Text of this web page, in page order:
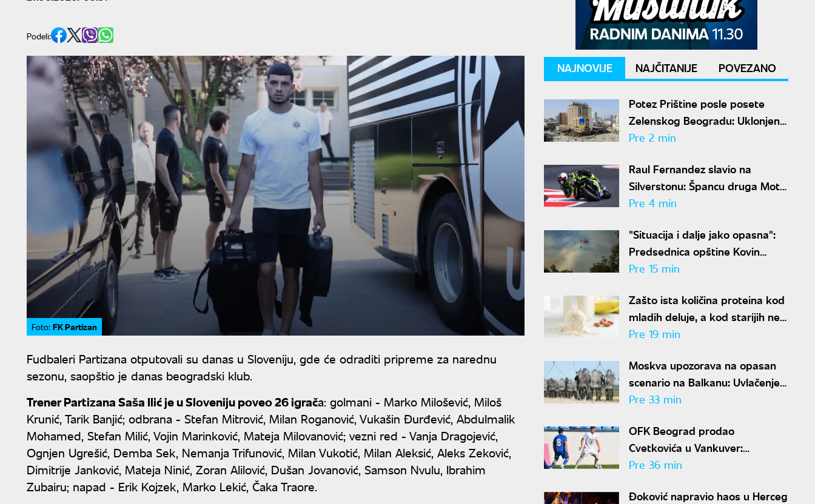
Podeli:
Foto: FK Partizan
Fudbaleri Partizana otputovali su danas u Sloveniju, gde će odraditi pripreme za narednu
sezonu, saopštio je danas beogradski klub.
Trener Partizana Saša Ilić je u Sloveniju poveo 26 igrača: golmani - Marko Milošević, Miloš
Krunić, Tarik Banjić; odbrana - Stefan Mitrović, Milan Roganović, Vukašin Đurđević, Abdulmalik
Mohamed, Stefan Milić, Vojin Marinković, Mateja Milovanović; vezni red - Vanja Dragojević,
Ognjen Ugrešić, Demba Sek, Nemanja Trifunović, Milan Vukotić, Milan Aleksić, Aleks Zeković,
Dimitrije Janković, Mateja Ninić, Zoran Alilović, Dušan Jovanović, Samson Nvulu, Ibrahim
Zubairu; napad - Erik Kojzek, Marko Lekić, Čaka Traore.
NAJNOVIJE NAJČITANIJE POVEZANO
Potez Prištine posle posete
Zelenskog Beogradu: Uklonjena
velika zastava Ukrajine
Pre 2 min
Raul Fernandez slavio na
Silverstonu: Špancu druga Moto
GP pobeda u karijeri
Pre 4 min
"Situacija i dalje jako opasna":
Predsednica opštine Kovin
otkrila novo stanje u
Pre 15 min
Zašto ista količina proteina kod
mladih deluje, a kod starijih ne?
Stručnjak ima objašnjenje
Pre 19 min
Moskva upozorava na opasan
scenario na Balkanu: Uvlačenje
tzv. Kosova u NATO bi "zapalilo"
Pre 33 min
OFK Beograd prodao
Cvetkovića u Vankuver:
Romantičarima 1,5 miliona evra
Pre 36 min
Đoković napravio haos u Herceg